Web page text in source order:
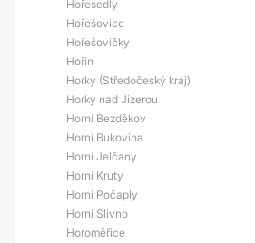
Hořesedly
Hořešovice
Hořešovičky
Hořín
Horky (Středočeský kraj)
Horky nad Jizerou
Horní Bezděkov
Horní Bukovina
Horní Jelčany
Horní Kruty
Horní Počaply
Horní Slivno
Horoměřice